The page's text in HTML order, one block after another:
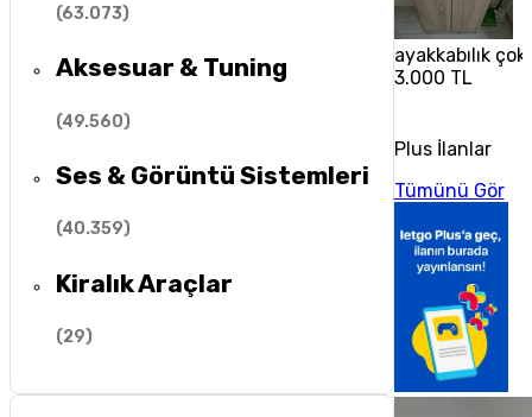
(63.073)
Aksesuar & Tuning
(49.560)
Ses & Görüntü Sistemleri
(40.359)
Kiralık Araçlar
(29)
ayakkabılık
3.000 TL
Plus İlanlar
Tümünü Gör